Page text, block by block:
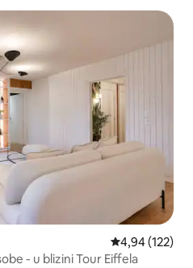
Prosječna
4,94 (122)
- u blizini Tour Eiffela